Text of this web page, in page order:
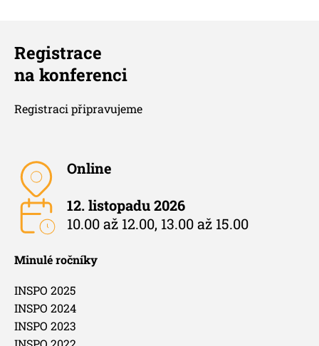
Registrace
na konferenci
Registraci připravujeme
Online
12. listopadu 2026
10.00 až 12.00, 13.00 až 15.00
Minulé ročníky
INSPO 2025
INSPO 2024
INSPO 2023